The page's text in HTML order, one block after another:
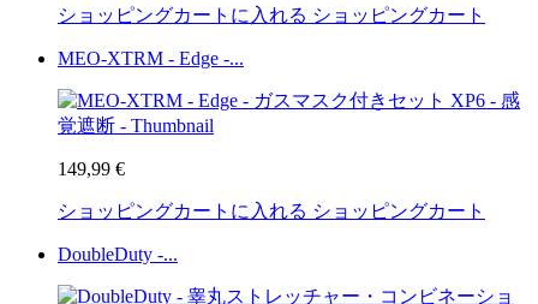
ショッピングカートに入れる ショッピングカート
MEO-XTRM - Edge -...
149,99 €
ショッピングカートに入れる ショッピングカート
DoubleDuty -...